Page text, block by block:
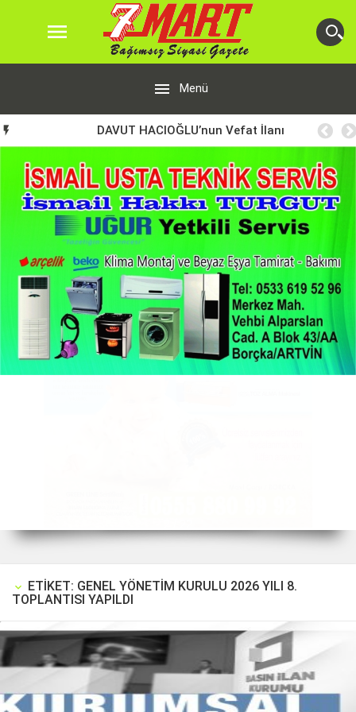

 Menü
 DAVUT HACIOĞLU’nun Vefat İlanı
keyboard_arrow_down ETIKET: GENEL YÖNETIM KURULU 2026 YILI 8.
TOPLANTISI YAPILDI